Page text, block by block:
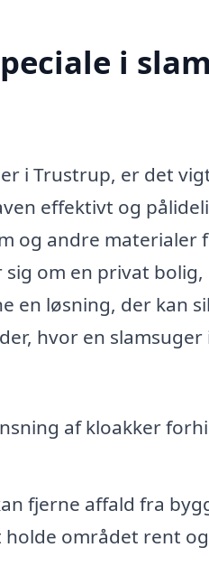
i
i Trustrup, er det
effektivt og
og andre materialer
om en privat
en løsning, der kan
hvor en slamsuger
af kloakker
fjerne affald fra
området rent